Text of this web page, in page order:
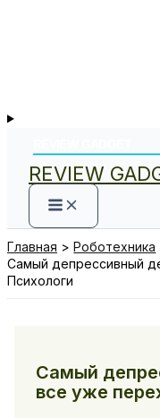
REVIEW
Главная
Роботехника
Самый депрессивный
Психологи
Самый
все уже